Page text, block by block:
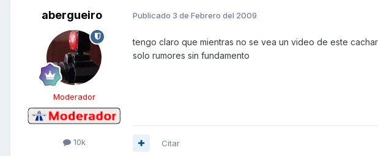
abergueiro
Moderador
10k
Publicado 3 de Febrero del 2009
tengo claro que mientras no se vea un video de este
solo rumores sin fundamento
Citar